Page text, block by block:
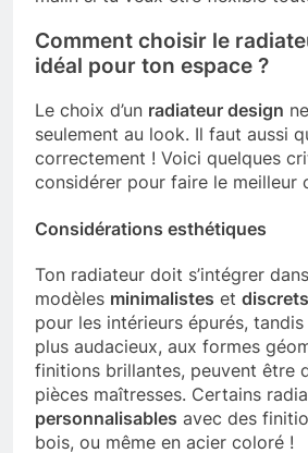
Comment choisir le
idéal pour ton espace ?
Le choix d’un radiateur design
seulement au look. Il faut aussi
correctement ! Voici quelques
considérer pour faire le meilleur
Considérations esthétiques
Ton radiateur doit s’intégrer
modèles minimalistes et discrets
pour les intérieurs épurés,
plus audacieux, aux formes
finitions brillantes, peuvent être
pièces maîtresses. Certains
personnalisables avec des
bois, ou même en acier coloré !